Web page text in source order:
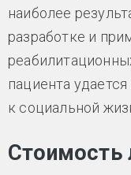
наиболее
разработке и
пациента
к социальной
Стоимость